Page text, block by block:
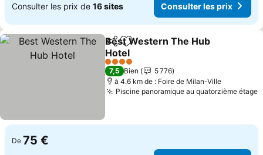
Consulter les prix de 16 sites Consulter les prix
PartagerAjouter à mes favoris
Best Western The Hub
Hotel
4 Étoiles
7,5 Bien
5 776
à 4.6 km de : Foire de Milan-Ville
Piscine panoramique au quatorzième étage
De 75 €